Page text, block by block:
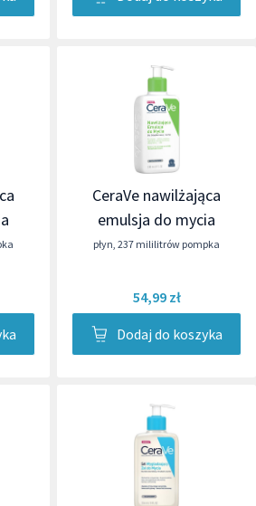
CeraVe nawilżająca
emulsja do mycia
płyn, 237 mililitrów pompka
54,99 zł
Dodaj do koszyka